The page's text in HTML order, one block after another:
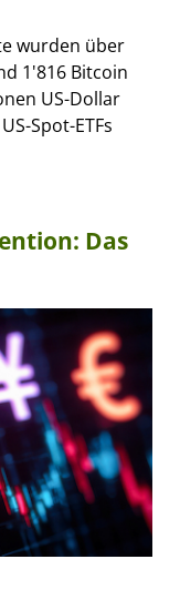
wurden über
1'816 Bitcoin
US-Dollar
Spot-ETFs
Das